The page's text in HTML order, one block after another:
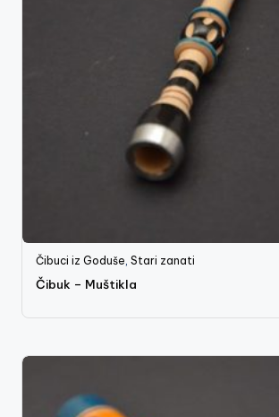
Čibuci iz Goduše,Stari zanati
Čibuk – Muštikla